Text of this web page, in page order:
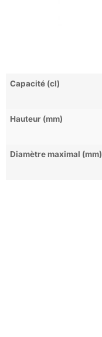
Capacité (cl)
Hauteur (mm)
Diamètre maximal (mm)